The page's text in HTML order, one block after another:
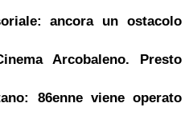
ancora un ostacolo
Arcobaleno. Presto
86enne viene operato